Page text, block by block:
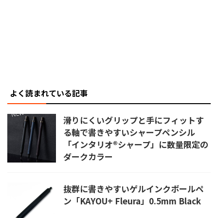
よく読まれている記事
滑りにくいグリップと手にフィットす
る軸で書きやすいシャープペンシル
「インタリオ®シャープ」に数量限定の
ダークカラー
抜群に書きやすいゲルインクボールペ
ン「KAYOU+ Fleura」0.5mm Black